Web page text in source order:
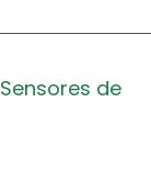
Sensores de